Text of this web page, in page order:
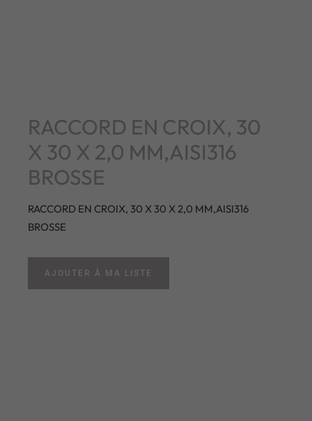
RACCORD EN CROIX, 30
X 30 X 2,0 MM,AISI316
BROSSE
RACCORD EN CROIX, 30 X 30 X 2,0 MM,AISI316
BROSSE
AJOUTER À MA LISTE